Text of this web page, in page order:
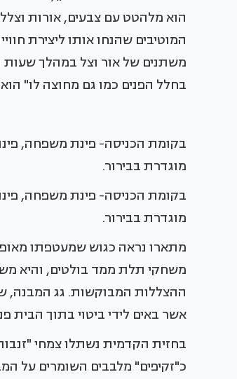
הוא מלהטט עם צבעים, אורות
המוטיבים שהנחו אותו ליצירת
משתנים של אור וצל במהלך שעות
בחלל הפנים כמו גם מחוצה לו"
בקומת הכניסה- פינת משפחה,
מוגדרת בבירור.
בקומת הכניסה- פינת משפחה,
מוגדרת בבירור.
מתארו נראה כגוש שמעטפתו
משחקי תלת ממד בולטים, והיא
ההצללות המבוקשות. גג המבנה,
אשר באים לידי ביטוי בתוך הבית
בחזית הקדמית נשתלו צמחי
כ"זקיפים" מלבבים השומרים על